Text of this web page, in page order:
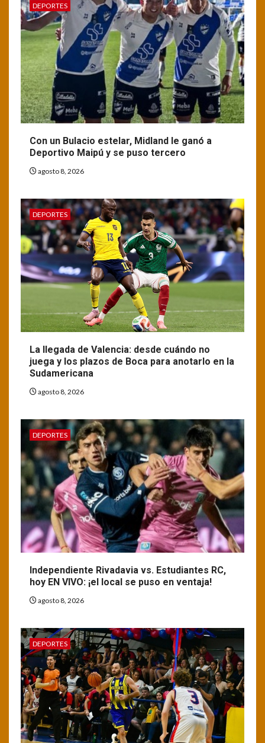
DEPORTES
Con un Bulacio estelar, Midland le ganó a
Deportivo Maipú y se puso tercero
agosto 8, 2026
DEPORTES
La llegada de Valencia: desde cuándo no
juega y los plazos de Boca para anotarlo en la
Sudamericana
agosto 8, 2026
DEPORTES
Independiente Rivadavia vs. Estudiantes RC,
hoy EN VIVO: ¡el local se puso en ventaja!
agosto 8, 2026
DEPORTES